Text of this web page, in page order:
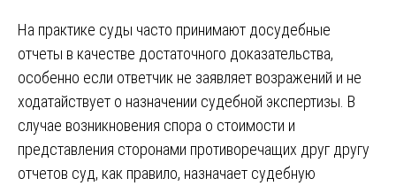
На практике суды часто принимают досудебные
отчеты в качестве достаточного доказательства,
особенно если ответчик не заявляет возражений и не
ходатайствует о назначении судебной экспертизы. В
случае возникновения спора о стоимости и
представления сторонами противоречащих друг другу
отчетов суд, как правило, назначает судебную